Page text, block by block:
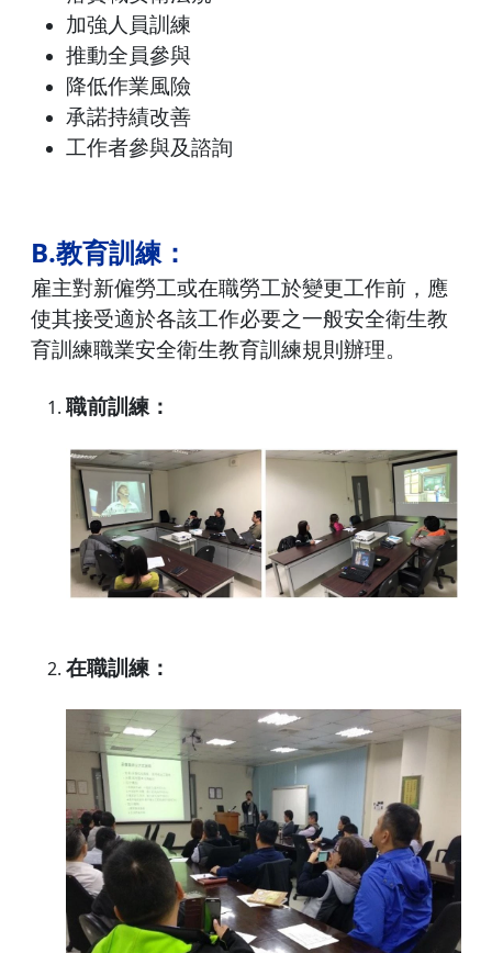
加強人員訓練
推動全員參與
降低作業風險
承諾持績改善
工作者參與及諮詢
B.教育訓練：
雇主對新僱勞工或在職勞工於變更工作前，應
使其接受適於各該工作必要之一般安全衛生教
育訓練職業安全衛生教育訓練規則辦理。
職前訓練：
在職訓練：